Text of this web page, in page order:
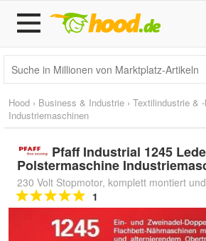
Hood › Business & Industrie › Textilindustrie &
Industriemaschinen
Pfaff Industrial 1245
Polstermaschine
230 Volt Stopmotor, komplett montiert
1